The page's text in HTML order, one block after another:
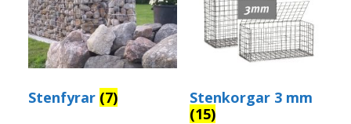
Stenfyrar (7)
Stenkorgar 3 mm
(15)